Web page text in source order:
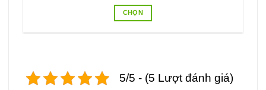
CHỌN
nhiều
5/5 - (5 Lượt đánh giá)